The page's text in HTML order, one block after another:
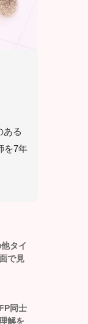
ある
を7年
タイ
で見
同士
解を